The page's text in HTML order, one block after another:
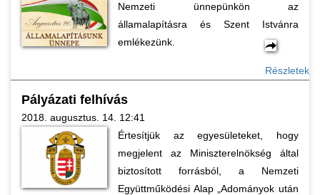
Nemzeti ünnepünkön az
államalapításra és Szent Istvánra
emlékezünk.
Részletek
Pályázati felhívás
2018. augusztus. 14. 12:41
Értesítjük az egyesületeket, hogy
megjelent az Miniszterelnökség által
biztosított forrásból, a Nemzeti
Együttműködési Alap „Adományok után